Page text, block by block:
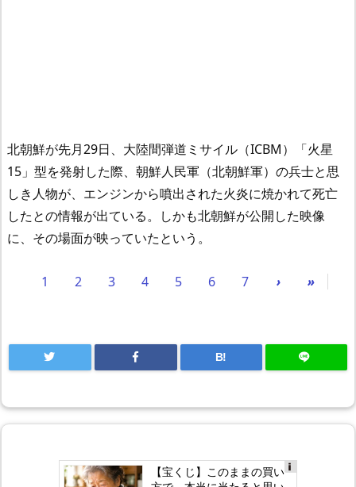
北朝鮮が先月29日、大陸間弾道ミサイル（ICBM）「火星
15」型を発射した際、朝鮮人民軍（北朝鮮軍）の兵士と思
しき人物が、エンジンから噴出された火炎に焼かれて死亡
したとの情報が出ている。しかも北朝鮮が公開した映像
に、その場面が映っていたという。
1 2 3 4 5 6 7 › »
B!
【宝くじ】このままの買い